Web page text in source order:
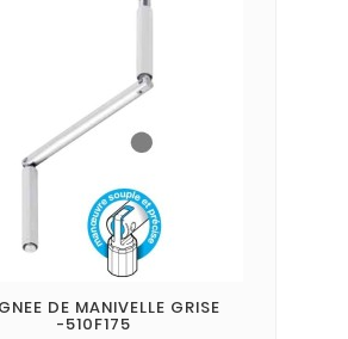
DE MANIVELLE GRISE
-510F175